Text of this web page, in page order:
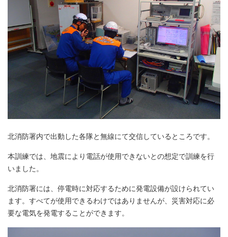
北消防署内で出動した各隊と無線にて交信しているところです。
本訓練では、地震により電話が使用できないとの想定で訓練を行
いました。
北消防署には、停電時に対応するために発電設備が設けられてい
ます。すべてが使用できるわけではありませんが、災害対応に必
要な電気を発電することができます。